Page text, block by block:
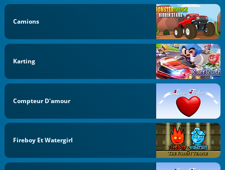
Camions
Karting
Compteur D'amour
Fireboy Et Watergirl